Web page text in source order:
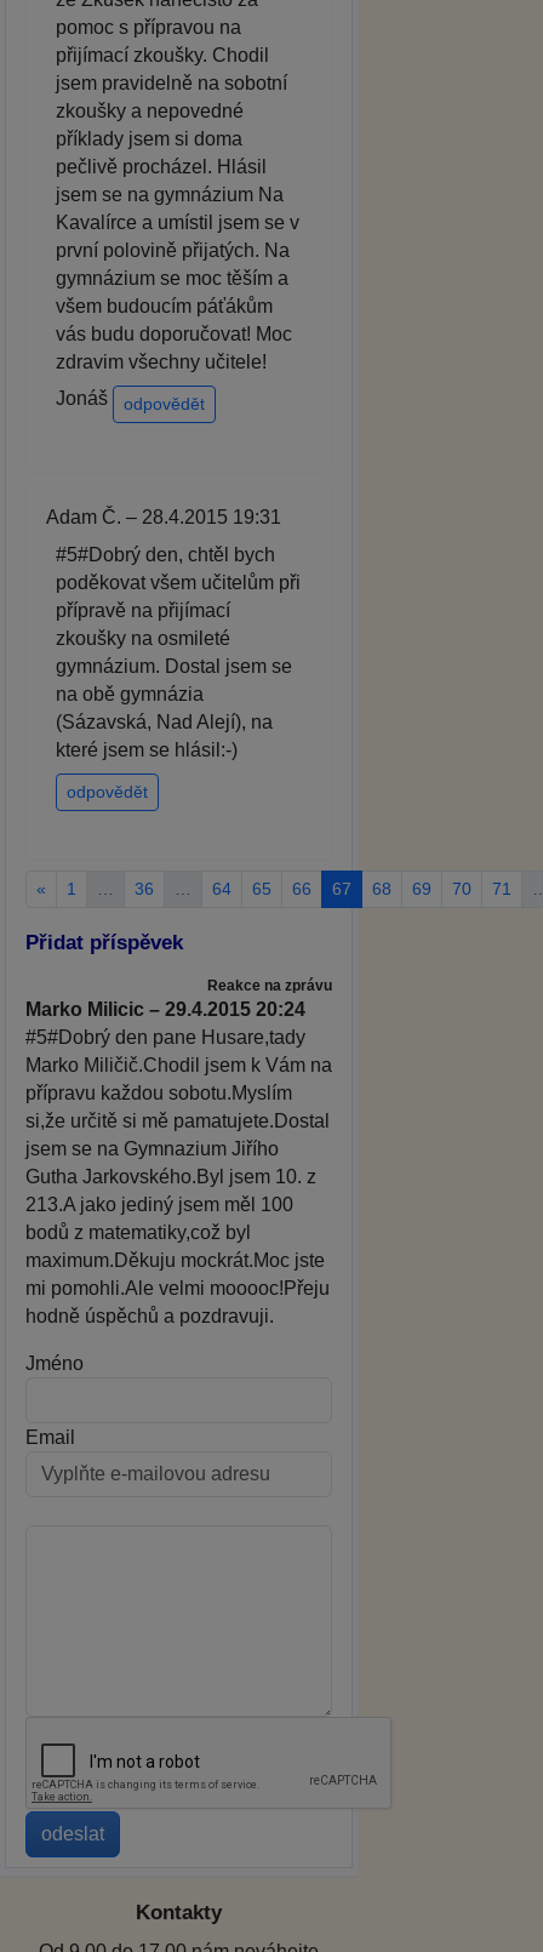
pomoc s přípravou na
přijímací zkoušky. Chodil
jsem pravidelně na sobotní
zkoušky a nepovedné
příklady jsem si doma
pečlivě procházel. Hlásil
jsem se na gymnázium Na
Kavalírce a umístil jsem se v
první polovině přijatých. Na
gymnázium se moc těším a
všem budoucím páťákům
vás budu doporučovat! Moc
zdravim všechny učitele!
Jonáš
odpovědět
Adam Č. – 28.4.2015 19:31
#5#Dobrý den, chtěl bych
poděkovat všem učitelům při
přípravě na přijímací
zkoušky na osmileté
gymnázium. Dostal jsem se
na obě gymnázia
(Sázavská, Nad Alejí), na
které jsem se hlásil:-)
odpovědět
« 1 36 64 65 66 67 68 69 70 71
Přidat příspěvek
Reakce na zprávu
Marko Milicic – 29.4.2015 20:24
#5#Dobrý den pane Husare,tady
Marko Miličič.Chodil jsem k Vám na
přípravu každou sobotu.Myslím
si,že určitě si mě pamatujete.Dostal
jsem se na Gymnazium Jiřího
Gutha Jarkovského.Byl jsem 10. z
213.A jako jediný jsem měl 100
bodů z matematiky,což byl
maximum.Děkuju mockrát.Moc jste
mi pomohli.Ale velmi mooooc!Přeju
hodně úspěchů a pozdravuji.
Jméno
Email
Kontakty